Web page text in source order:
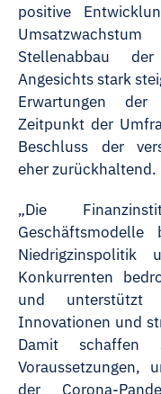
positive
Stellenabbau
Angesichts stark
Erwartungen
Zeitpunkt der
Beschluss der
eher zurückhaltend.
„Die
Niedrigzinspolitik
Konkurrenten
und
Innovationen und
Damit schaffen
Voraussetzungen,
der Corona-